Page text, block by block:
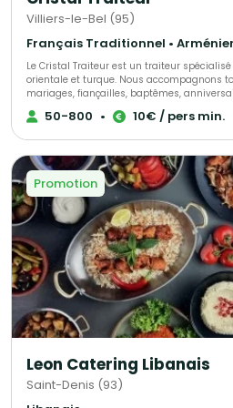
Villiers-le-Bel (95)
Français Traditionnel •
Le Cristal Traiteur est un traiteur
orientale et turque. Nous accompagnons
mariages, fiançailles, baptêmes,
professionnelles. Nous proposons des buffets, cocktails, salades, plats
variés, plateaux de fruits, buffets sucrés,
inoubliables.
50-800 • 10€ / pers min.
Promotion
Leon Catering Libanais
Saint-Denis (93)